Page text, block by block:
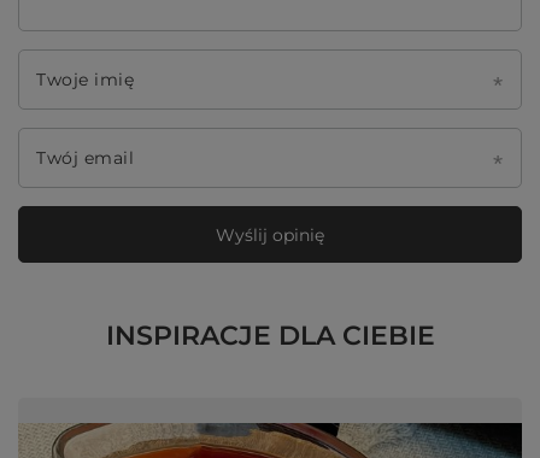
Twoje imię
Twój email
Wyślij opinię
INSPIRACJE DLA CIEBIE